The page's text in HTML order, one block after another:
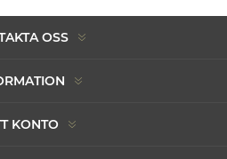
OSS
KONTO